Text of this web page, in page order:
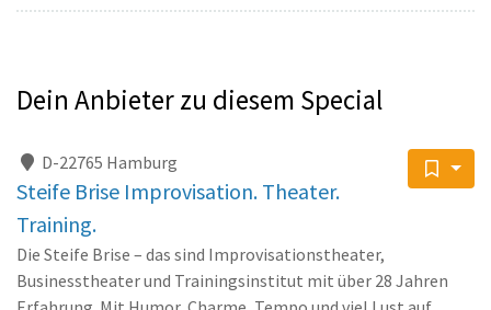
Dein Anbieter zu diesem Special
D-22765 Hamburg
Steife Brise Improvisation. Theater.
Training.
Die Steife Brise – das sind Improvisationstheater,
Businesstheater und Trainingsinstitut mit über 28 Jahren